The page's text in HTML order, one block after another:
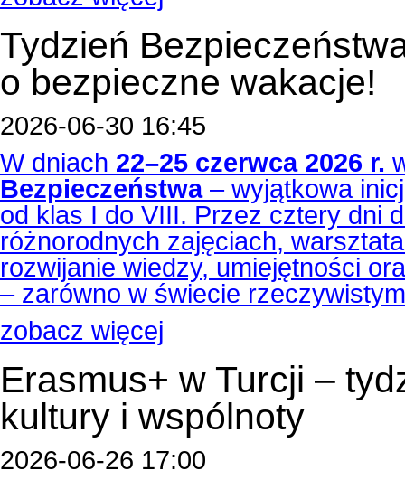
Tydzień
o bezpieczne wakacje!
2026-06-30 16:45
W dniach 22–25 czerwca 2026 r.
Bezpieczeństwa– wyjątkowa
od klas I do VIII. Przez cztery dni
różnorodnych zajęciach,
rozwijanie wiedzy, umiejętności
– zarówno w świecie
zobacz więcej
Erasmus+ w Turcji –
kultury i wspólnoty
2026-06-26 17:00